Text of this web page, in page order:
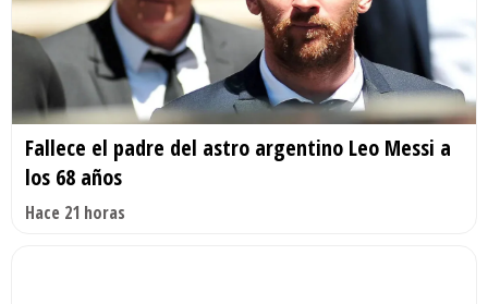
Fallece el padre del astro argentino Leo Messi a
los 68 años
Hace 21 horas